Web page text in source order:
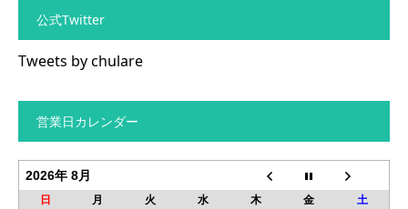
公式Twitter
Tweets by chulare
営業日カレンダー
2026年 8月
日 月 火 水 木 金 土